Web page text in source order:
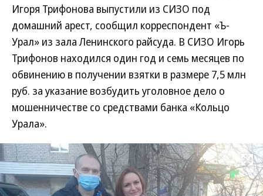
Игоря Трифонова выпустили из СИЗО под
домашний арест, сообщил корреспондент «Ъ-
Урал» из зала Ленинского райсуда. В СИЗО Игорь
Трифонов находился один год и семь месяцев по
обвинению в получении взятки в размере 7,5 млн
руб. за указание возбудить уголовное дело о
мошенничестве со средствами банка «Кольцо
Урала».
Развернуть